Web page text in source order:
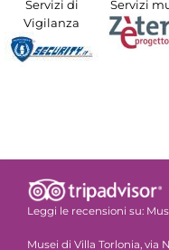
Servizi di
Vigilanza
Servizi
Leggi le recensioni su:
Musei di Villa Torlonia, via